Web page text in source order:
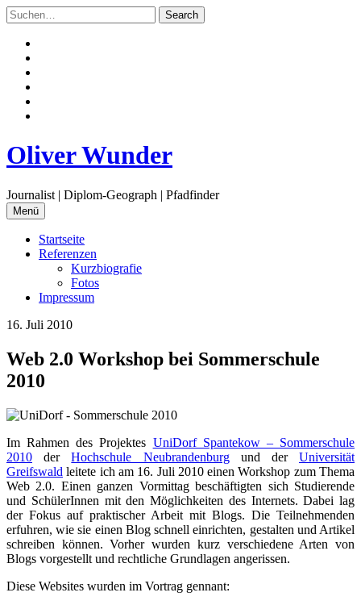
Zum
Inhalt
springen
Oliver Wunder
Journalist | Diplom-Geograph | Pfadfinder
Menü
Startseite
Referenzen
Kurzbiografie
Fotos
Impressum
16. Juli 2010
Web 2.0 Workshop bei Sommerschule
2010
Im Rahmen des Projektes UniDorf Spantekow – Sommerschule
2010 derHochschule Neubrandenburgund derUniversität
Greifswald leitete ich am 16. Juli 2010 einen Workshop zum Thema
Web 2.0. Einen ganzen Vormittag beschäftigten sich Studierende
und SchülerInnen mit den Möglichkeiten des Internets. Dabei lag
der Fokus auf praktischer Arbeit mit Blogs. Die Teilnehmenden
erfuhren, wie sie einen Blog schnell einrichten, gestalten und Artikel
schreiben können. Vorher wurden kurz verschiedene Arten von
Blogs vorgestellt und rechtliche Grundlagen angerissen.
Diese Websites wurden im Vortrag gennant: